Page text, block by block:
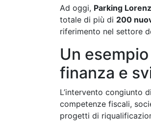
Ad oggi, Parking
totale di più di 200
riferimento nel settore
Un
finanza e
L’intervento congiunto
competenze fiscali,
progetti di